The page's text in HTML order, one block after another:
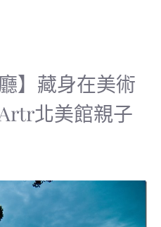
】藏身在美術
北美館親子